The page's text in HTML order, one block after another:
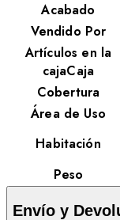
Acabado
Vendido Por
Artículos en la
cajaCaja
Cobertura
Área de Uso
Habitación
Peso
Envío y